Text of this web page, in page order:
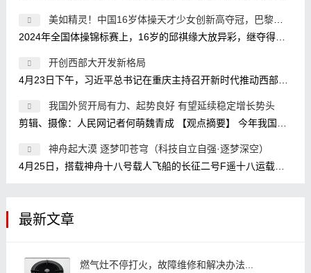
美如精灵！中国16岁体操天才少女创新高夺冠，巴黎奥运冲金有
2024年全国体操锦标赛上，16岁的邱祺缘大放异彩，继夺得全能金牌之后，又在高低杠比赛中放大招，使用了目前高低杠比赛的最高难度7.2，
开创西部大开发新格局
4月23日下午，习近平总书记在重庆主持召开新时代推动西部大开发座谈会，强调进一步形成大保护、大开放、高质量发展新格局，提升区域
我国外贸开局有力、起势良好 有望延续稳定增长势头
神舟起大漠 逐梦叩苍穹（科技自立自强·逐梦深空）
4月25日，搭载神舟十八号载人飞船的长征二号F遥十八运载火箭点火发射。 新华社记者 连 振摄 1月29日，神舟十八号航天员乘组在核心舱模拟
最新文章
燃气灶不停打火，故障维修和解决办法...